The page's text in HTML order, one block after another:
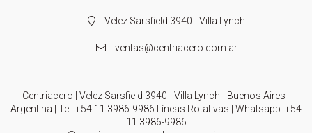
Velez Sarsfield 3940 - Villa Lynch
ventas@centriacero.com.ar
Centriacero | Velez Sarsfield 3940 - Villa Lynch - Buenos Aires -
Argentina | Tel: +54 11 3986-9986 Líneas Rotativas | Whatsapp: +54
11 3986-9986